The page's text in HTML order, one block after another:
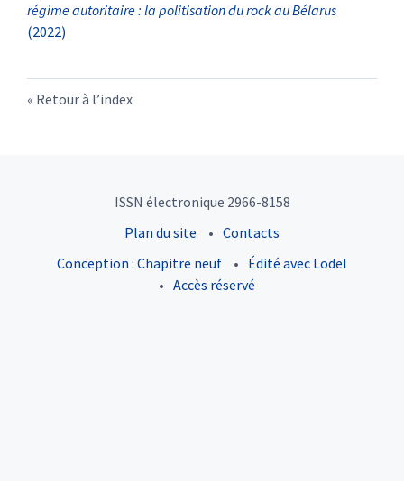
régime autoritaire : la politisation du rock au Bélarus
(2022)
Retour à l’index
ISSN électronique 2966-8158
Plan du site
Contacts
Conception : Chapitre neuf
Édité avec Lodel
Accès réservé